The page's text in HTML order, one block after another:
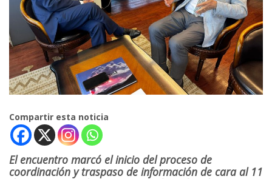
Compartir esta noticia
El encuentro marcó el inicio del proceso de
coordinación y traspaso de información de cara al 11